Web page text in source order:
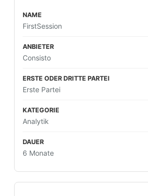
FirstSession
Consisto
Erste Partei
Analytik
6 Monate